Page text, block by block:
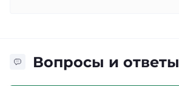
Вопросы и ответы